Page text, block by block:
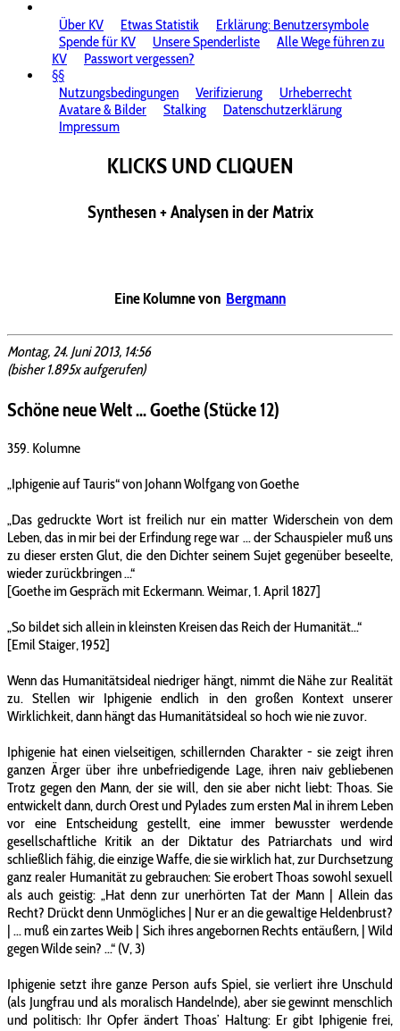
Über KV
Etwas Statistik
Erklärung: Benutzersymbole
Spende für KV
Unsere Spenderliste
Alle Wege führen zu
KV
Passwort vergessen?
§§
Nutzungsbedingungen
Verifizierung
Urheberrecht
Avatare & Bilder
Stalking
Datenschutzerklärung
Impressum
KLICKS UND CLIQUEN
Synthesen + Analysen in der Matrix
Eine Kolumne von Bergmann
Montag, 24. Juni 2013, 14:56
(bisher 1.895x aufgerufen)
Schöne neue Welt ... Goethe (Stücke 12)
359. Kolumne
„Iphigenie auf Tauris“ von Johann Wolfgang von Goethe
„Das gedruckte Wort ist freilich nur ein matter Widerschein von dem
Leben, das in mir bei der Erfindung rege war ... der Schauspieler muß uns
zu dieser ersten Glut, die den Dichter seinem Sujet gegenüber beseelte,
wieder zurückbringen ...“
[Goethe im Gespräch mit Eckermann. Weimar, 1. April 1827]
„So bildet sich allein in kleinsten Kreisen das Reich der Humanität...“
[Emil Staiger, 1952]
Wenn das Humanitätsideal niedriger hängt, nimmt die Nähe zur Realität
zu. Stellen wir Iphigenie endlich in den großen Kontext unserer
Wirklichkeit, dann hängt das Humanitätsideal so hoch wie nie zuvor.
Iphigenie hat einen vielseitigen, schillernden Charakter - sie zeigt ihren
ganzen Ärger über ihre unbefriedigende Lage, ihren naiv gebliebenen
Trotz gegen den Mann, der sie will, den sie aber nicht liebt: Thoas. Sie
entwickelt dann, durch Orest und Pylades zum ersten Mal in ihrem Leben
vor eine Entscheidung gestellt, eine immer bewusster werdende
gesellschaftliche Kritik an der Diktatur des Patriarchats und wird
schließlich fähig, die einzige Waffe, die sie wirklich hat, zur Durchsetzung
ganz realer Humanität zu gebrauchen: Sie erobert Thoas sowohl sexuell
als auch geistig: „Hat denn zur unerhörten Tat der Mann | Allein das
Recht? Drückt denn Unmögliches | Nur er an die gewaltige Heldenbrust?
| ... muß ein zartes Weib | Sich ihres angebornen Rechts entäußern, | Wild
gegen Wilde sein? ...“ (V, 3)
Iphigenie setzt ihre ganze Person aufs Spiel, sie verliert ihre Unschuld
(als Jungfrau und als moralisch Handelnde), aber sie gewinnt menschlich
und politisch: Ihr Opfer ändert Thoas’ Haltung: Er gibt Iphigenie frei,